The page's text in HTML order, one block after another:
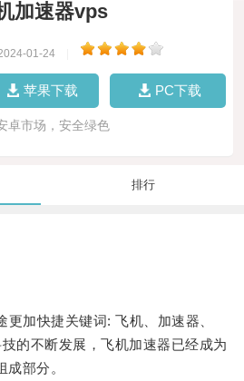
加速器vps
01-24
苹果下载 PC下载
卓市场，安全绿色
排行
加快捷关键词: 飞机、加速器、
的不断发展，飞机加速器已经成为
部分。